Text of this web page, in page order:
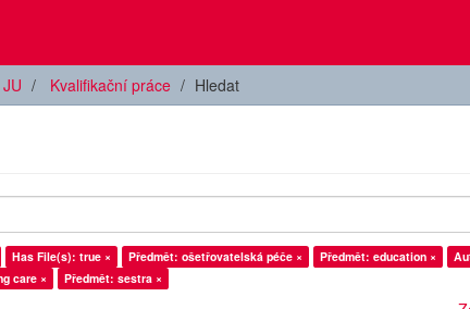
Kvalifikační práce Hledat
Has File(s): true × Předmět: ošetřovatelská péče × Předmět: education ×
care × Předmět: sestra ×